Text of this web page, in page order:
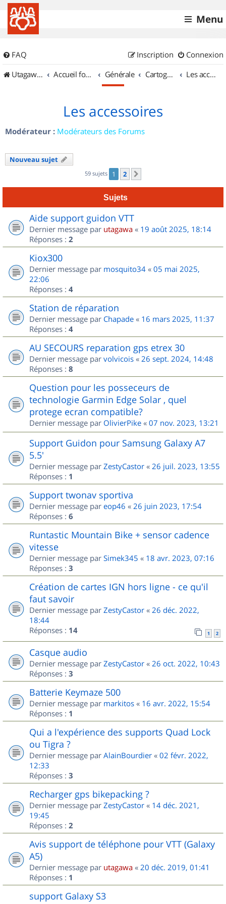
Menu
FAQ Connexion
Inscription
UtagawaVTT (Randos VTT et VTTAE avec traces GPS)
Accueil forum Générale Cartographie et GPS Les accessoires
Les accessoires
Modérateur : Modérateurs des Forums
Nouveau sujet
59 sujets 1 2
Sujets
Aide support guidon VTT
Dernier message par utagawa « 19 août 2025, 18:14
Réponses : 2
Kiox300
Dernier message par mosquito34 « 05 mai 2025,
22:06
Réponses : 4
Station de réparation
Dernier message par Chapade « 16 mars 2025, 11:37
Réponses : 4
AU SECOURS reparation gps etrex 30
Dernier message par volvicois « 26 sept. 2024, 14:48
Réponses : 8
Question pour les posseceurs de
technologie Garmin Edge Solar , quel
protege ecran compatible?
Dernier message par OlivierPike « 07 nov. 2023, 13:21
Support Guidon pour Samsung Galaxy A7
5.5'
Dernier message par ZestyCastor « 26 juil. 2023, 13:55
Réponses : 1
Support twonav sportiva
Dernier message par eop46 « 26 juin 2023, 17:54
Réponses : 6
Runtastic Mountain Bike + sensor cadence
vitesse
Dernier message par Simek345 « 18 avr. 2023, 07:16
Réponses : 3
Création de cartes IGN hors ligne - ce qu'il
faut savoir
Dernier message par ZestyCastor « 26 déc. 2022,
18:44
Réponses : 14 1 2
Casque audio
Dernier message par ZestyCastor « 26 oct. 2022, 10:43
Réponses : 3
Batterie Keymaze 500
Dernier message par markitos « 16 avr. 2022, 15:54
Réponses : 1
Qui a l'expérience des supports Quad Lock
ou Tigra ?
Dernier message par AlainBourdier « 02 févr. 2022,
12:33
Réponses : 3
Recharger gps bikepacking ?
Dernier message par ZestyCastor « 14 déc. 2021,
19:45
Réponses : 2
Avis support de téléphone pour VTT (Galaxy
A5)
Dernier message par utagawa « 20 déc. 2019, 01:41
Réponses : 1
support Galaxy S3